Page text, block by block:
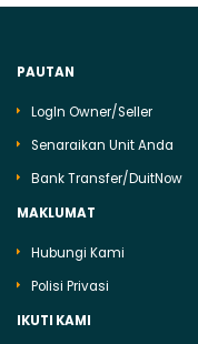
PAUTAN
LogIn Owner/Seller
Senaraikan Unit Anda
Bank Transfer/DuitNow
MAKLUMAT
Hubungi Kami
Polisi Privasi
IKUTI KAMI